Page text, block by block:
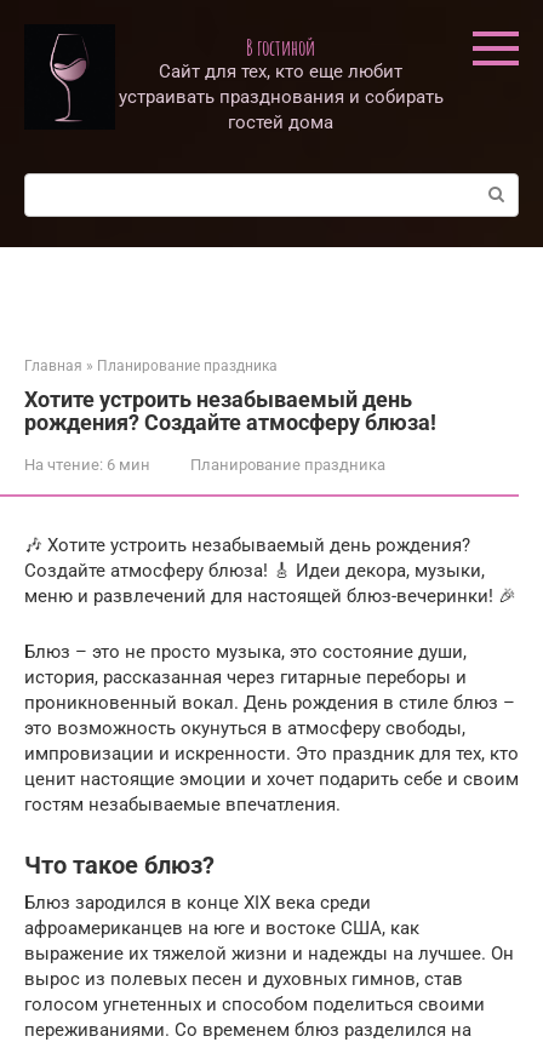
контенту
В гостиной
Сайт для тех, кто еще любит
устраивать празднования и собирать
гостей дома
Поиск:
Главная » Планирование праздника
Хотите устроить незабываемый день
рождения? Создайте атмосферу блюза!
На чтение: 6 мин Планирование праздника
🎶 Хотите устроить незабываемый день рождения?
Создайте атмосферу блюза! 🎸 Идеи декора, музыки,
меню и развлечений для настоящей блюз-вечеринки! 🎉
Блюз – это не просто музыка, это состояние души,
история, рассказанная через гитарные переборы и
проникновенный вокал. День рождения в стиле блюз –
это возможность окунуться в атмосферу свободы,
импровизации и искренности. Это праздник для тех, кто
ценит настоящие эмоции и хочет подарить себе и своим
гостям незабываемые впечатления.
Что такое блюз?
Блюз зародился в конце XIX века среди
афроамериканцев на юге и востоке США, как
выражение их тяжелой жизни и надежды на лучшее. Он
вырос из полевых песен и духовных гимнов, став
голосом угнетенных и способом поделиться своими
переживаниями. Со временем блюз разделился на